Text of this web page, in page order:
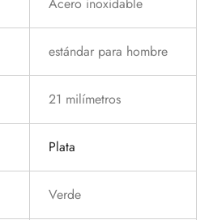
estándar para hombre
21 milímetros
Plata
Verde